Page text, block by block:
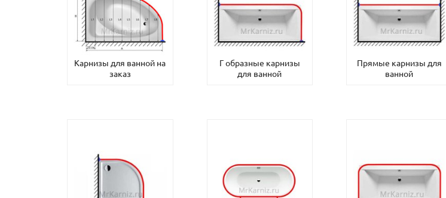
Карнизы для ванной на
заказ
Г образные карнизы
для ванной
Прямые карнизы для
ванной